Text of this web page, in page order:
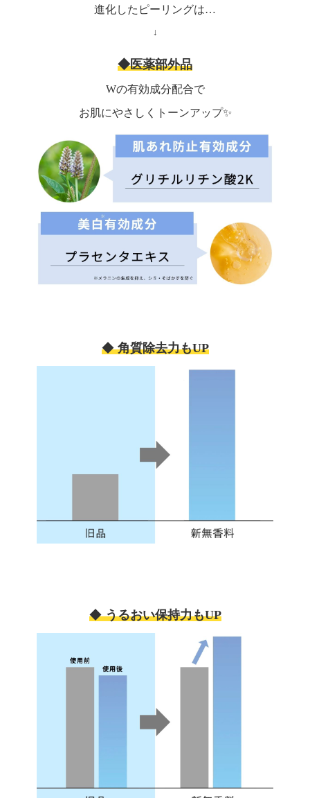
進化したピーリングは…
↓
◆医薬部外品
Wの有効成分配合で
お肌にやさしくトーンアップ✨
◆角質除去力もUP
◆うるおい保持力もUP